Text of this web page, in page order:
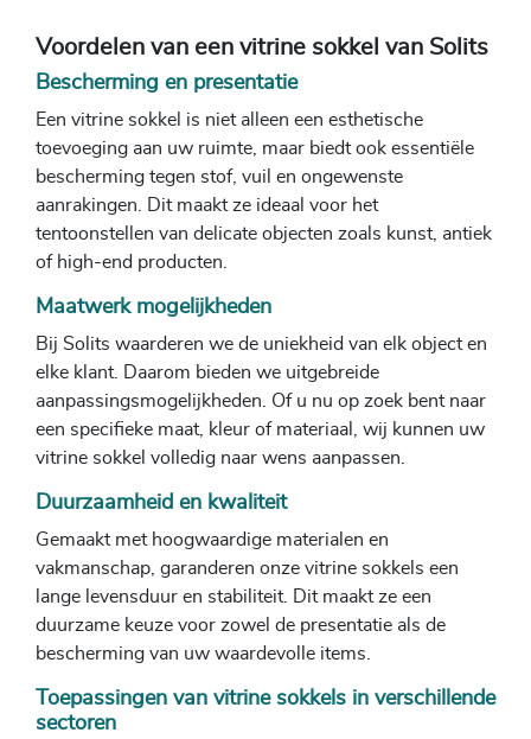
Voordelen van een vitrine sokkel van Solits
Bescherming en presentatie
Een vitrine sokkel is niet alleen een esthetische
toevoeging aan uw ruimte, maar biedt ook essentiële
bescherming tegen stof, vuil en ongewenste
aanrakingen. Dit maakt ze ideaal voor het
tentoonstellen van delicate objecten zoals kunst, antiek
of high-end producten.
Maatwerk mogelijkheden
Bij Solits waarderen we de uniekheid van elk object en
elke klant. Daarom bieden we uitgebreide
aanpassingsmogelijkheden. Of u nu op zoek bent naar
een specifieke maat, kleur of materiaal, wij kunnen uw
vitrine sokkel volledig naar wens aanpassen.
Duurzaamheid en kwaliteit
Gemaakt met hoogwaardige materialen en
vakmanschap, garanderen onze vitrine sokkels een
lange levensduur en stabiliteit. Dit maakt ze een
duurzame keuze voor zowel de presentatie als de
bescherming van uw waardevolle items.
Toepassingen van vitrine sokkels in verschillende
sectoren